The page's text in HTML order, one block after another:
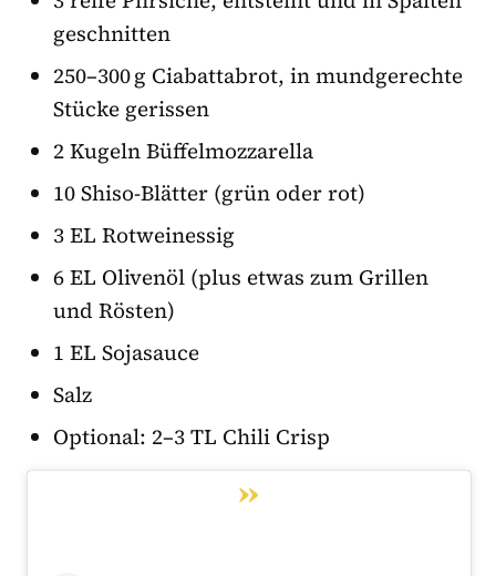
geschnitten
250–300 g Ciabattabrot, in mundgerechte
Stücke gerissen
2 Kugeln Büffelmozzarella
10 Shiso-Blätter (grün oder rot)
3 EL Rotweinessig
6 EL Olivenöl (plus etwas zum Grillen
und Rösten)
1 EL Sojasauce
Salz
Optional: 2–3 TL Chili Crisp